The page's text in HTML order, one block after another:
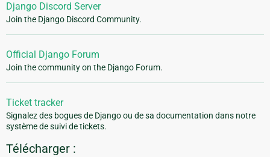
Django Discord Server
Join the Django Discord Community.
Official Django Forum
Join the community on the Django Forum.
Ticket tracker
Signalez des bogues de Django ou de sa documentation dans notre
système de suivi de tickets.
Télécharger :